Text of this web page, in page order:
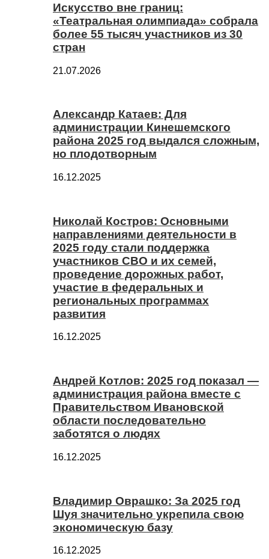
Искусство вне границ:
«Театральная олимпиада» собрала
более 55 тысяч участников из 30
стран
21.07.2026
Александр Катаев: Для
администрации Кинешемского
района 2025 год выдался сложным,
но плодотворным
16.12.2025
Николай Костров: Основными
направлениями деятельности в
2025 году стали поддержка
участников СВО и их семей,
проведение дорожных работ,
участие в федеральных и
региональных программах
развития
16.12.2025
Андрей Котлов: 2025 год показал —
администрация района вместе с
Правительством Ивановской
области последовательно
заботятся о людях
16.12.2025
Владимир Оврашко: За 2025 год
Шуя значительно укрепила свою
экономическую базу
16.12.2025